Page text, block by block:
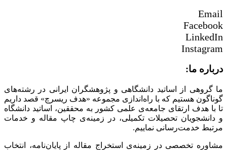
Email
Facebook
LinkedIn
Instagram
درباره ما:
ما گروهی از اساتید دانشگاهی و پژوهشگران ایرانی در رشته‌های
گوناگون هستیم که با راه‌اندازی مجموعه «هدف ریسرچ» قصد داریم
تا با هدف ارتقای جامعه‌ی علمی کشور به محققین، اساتید دانشگاه
و دانشجویان تحصیلات تکمیلی، در زمینه‌ی چاپ مقاله و خدمات
مرتبط خدمت‌رسانی نماییم.
مشاوره تخصصی در زمینه‌ی استخراج مقاله از پایان‌نامه، انتخاب